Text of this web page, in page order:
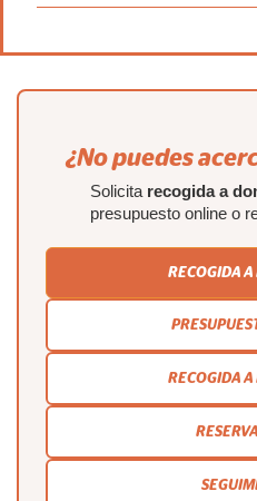
¿No puedes
Solicita recogida a
presupuesto online o
RECOGIDA
RECOGIDA